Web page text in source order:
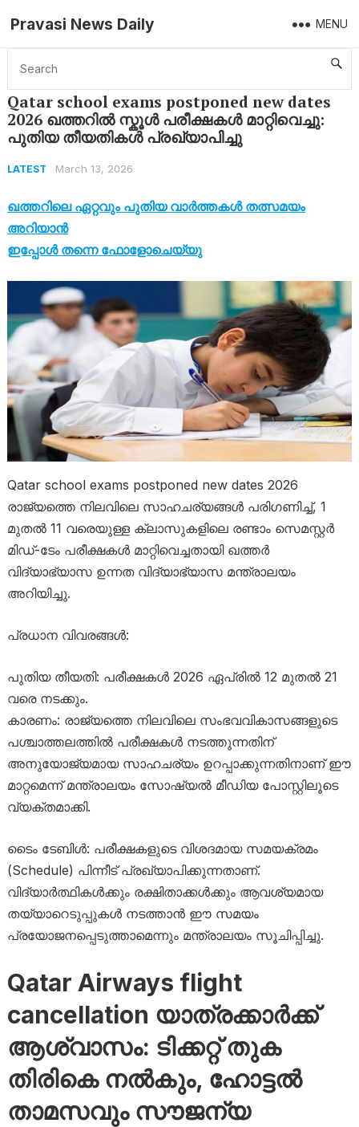
Pravasi News Daily MENU
Home Latest Qatar school exams postponed new dates 2026 ഖത്തറിൽ സ്കൂൾ പരീക്ഷകൾ മാറ്റിവെച്ചു: പുതിയ തീയതികൾ പ്രഖ്യാപിച്ചു
Qatar school exams postponed new dates
2026 ഖത്തറിൽ സ്കൂൾ പരീക്ഷകൾ മാറ്റിവെച്ചു:
പുതിയ തീയതികൾ പ്രഖ്യാപിച്ചു
LATEST March 13, 2026
ഖത്തറിലെ ഏറ്റവും പുതിയ വാർത്തകൾ തത്സമയം
അറിയാൻ
ഇപ്പോൾ തന്നെ ഫോളോചെയ്യു
Qatar school exams postponed new dates 2026 ​
രാജ്യത്തെ നിലവിലെ സാഹചര്യങ്ങൾ പരിഗണിച്ച്, 1
മുതൽ 11 വരെയുള്ള ക്ലാസുകളിലെ രണ്ടാം സെമസ്റ്റർ
മിഡ്-ടേം പരീക്ഷകൾ മാറ്റിവെച്ചതായി ഖത്തർ
വിദ്യാഭ്യാസ ഉന്നത വിദ്യാഭ്യാസ മന്ത്രാലയം
അറിയിച്ചു.
​പ്രധാന വിവരങ്ങൾ:
​പുതിയ തീയതി: പരീക്ഷകൾ 2026 ഏപ്രിൽ 12 മുതൽ 21
വരെ നടക്കും.
​കാരണം: രാജ്യത്തെ നിലവിലെ സംഭവവികാസങ്ങളുടെ
പശ്ചാത്തലത്തിൽ പരീക്ഷകൾ നടത്തുന്നതിന്
അനുയോജ്യമായ സാഹചര്യം ഉറപ്പാക്കുന്നതിനാണ് ഈ
മാറ്റമെന്ന് മന്ത്രാലയം സോഷ്യൽ മീഡിയ പോസ്റ്റിലൂടെ
വ്യക്തമാക്കി.
​ടൈം ടേബിൾ: പരീക്ഷകളുടെ വിശദമായ സമയക്രമം
(Schedule) പിന്നീട് പ്രഖ്യാപിക്കുന്നതാണ്.
​വിദ്യാർത്ഥികൾക്കും രക്ഷിതാക്കൾക്കും ആവശ്യമായ
തയ്യാറെടുപ്പുകൾ നടത്താൻ ഈ സമയം
പ്രയോജനപ്പെടുത്താമെന്നും മന്ത്രാലയം സൂചിപ്പിച്ചു.
Qatar Airways flight
cancellation യാത്രക്കാർക്ക്
ആശ്വാസം: ടിക്കറ്റ് തുക
തിരികെ നൽകും, ഹോട്ടൽ
താമസവും സൗജന്യ